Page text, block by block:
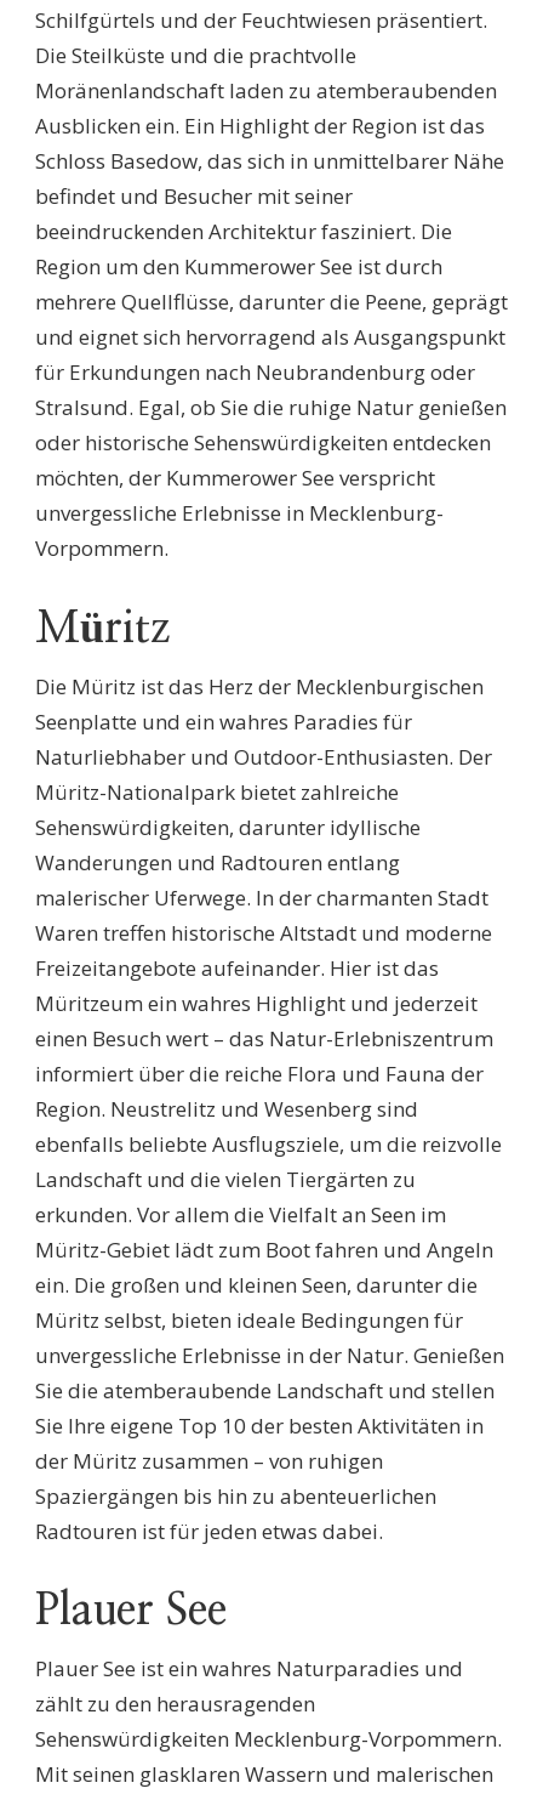
Schilfgürtels und der Feuchtwiesen präsentiert.
Die Steilküste und die prachtvolle
Moränenlandschaft laden zu atemberaubenden
Ausblicken ein. Ein Highlight der Region ist das
Schloss Basedow, das sich in unmittelbarer Nähe
befindet und Besucher mit seiner
beeindruckenden Architektur fasziniert. Die
Region um den Kummerower See ist durch
mehrere Quellflüsse, darunter die Peene, geprägt
und eignet sich hervorragend als Ausgangspunkt
für Erkundungen nach Neubrandenburg oder
Stralsund. Egal, ob Sie die ruhige Natur genießen
oder historische Sehenswürdigkeiten entdecken
möchten, der Kummerower See verspricht
unvergessliche Erlebnisse in Mecklenburg-
Vorpommern.
Müritz
Die Müritz ist das Herz der Mecklenburgischen
Seenplatte und ein wahres Paradies für
Naturliebhaber und Outdoor-Enthusiasten. Der
Müritz-Nationalpark bietet zahlreiche
Sehenswürdigkeiten, darunter idyllische
Wanderungen und Radtouren entlang
malerischer Uferwege. In der charmanten Stadt
Waren treffen historische Altstadt und moderne
Freizeitangebote aufeinander. Hier ist das
Müritzeum ein wahres Highlight und jederzeit
einen Besuch wert – das Natur-Erlebniszentrum
informiert über die reiche Flora und Fauna der
Region. Neustrelitz und Wesenberg sind
ebenfalls beliebte Ausflugsziele, um die reizvolle
Landschaft und die vielen Tiergärten zu
erkunden. Vor allem die Vielfalt an Seen im
Müritz-Gebiet lädt zum Boot fahren und Angeln
ein. Die großen und kleinen Seen, darunter die
Müritz selbst, bieten ideale Bedingungen für
unvergessliche Erlebnisse in der Natur. Genießen
Sie die atemberaubende Landschaft und stellen
Sie Ihre eigene Top 10 der besten Aktivitäten in
der Müritz zusammen – von ruhigen
Spaziergängen bis hin zu abenteuerlichen
Radtouren ist für jeden etwas dabei.
Plauer See
Plauer See ist ein wahres Naturparadies und
zählt zu den herausragenden
Sehenswürdigkeiten Mecklenburg-Vorpommern.
Mit seinen glasklaren Wassern und malerischen